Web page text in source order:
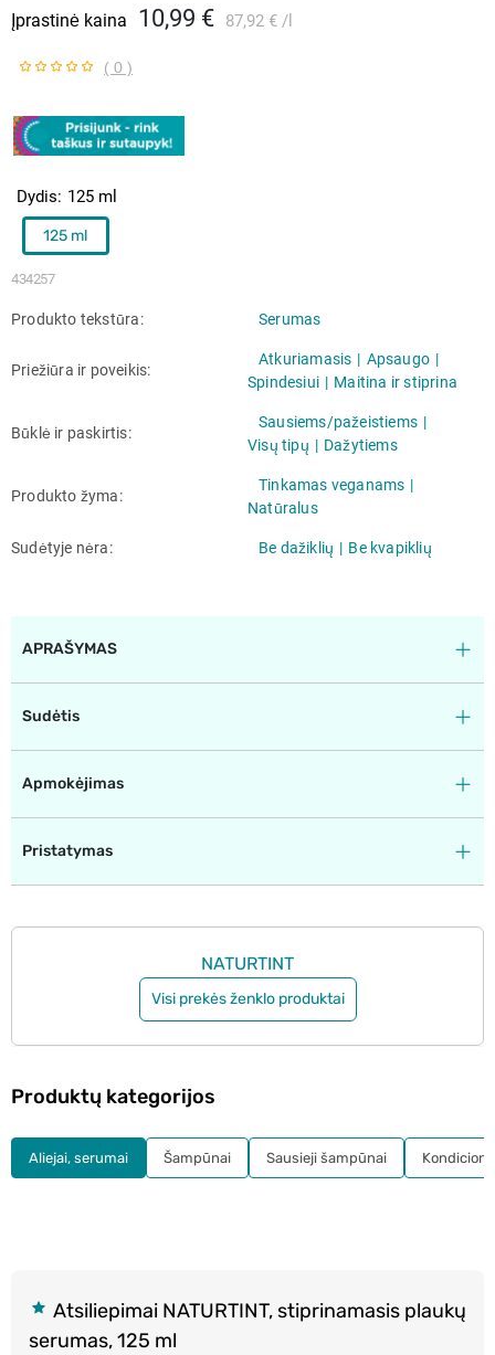
Įprastinė kaina 10,99 € 87,92 €
( 0 )
434257
Dydis 125 ml
125 ml
Produkto tekstūra Serumas
Priežiūra ir poveikis
Atkuriamasis
Apsaugo
Spindesiui
Maitina ir stiprina
Būklė ir paskirtis
Sausiems/pažeistiems
Visų tipų
Dažytiems
Produkto žyma
Tinkamas veganams
Natūralus
Sudėtyje nėra Be dažiklių Be kvapiklių
APRAŠYMAS
Sudėtis
Apmokėjimas
Pristatymas
NATURTINT
Visi prekės ženklo produktai
Atsiliepimai NATURTINT, stiprinamasis plaukų
serumas, 125 ml
Produktų kategorijos
Aliejai, serumai Šampūnai Sausieji šampūnai